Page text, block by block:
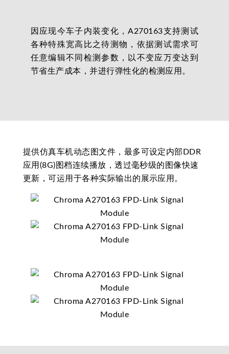
因应现今车子内装变化，A270163支持测试
各种特殊宽高比之待测物，依据测试需求可
任意编辑不同检测参数，以不变应万变达到
节省生产成本，并进行弹性化的检测应用。
提供仿真车机动态图文件，最多可设定内部DDR
应用(8G)图档连续播放，透过毫秒级的图像快速
更新，可运用于各种实际输出的展示应用。